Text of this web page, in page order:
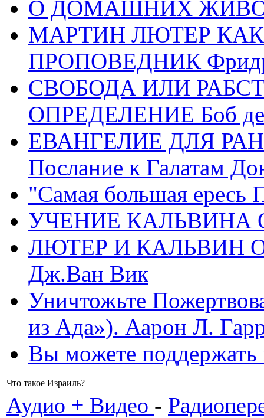
О ДОМАШНИХ
МАРТИН ЛЮТЕР
ПРОПОВЕДНИК
СВОБОДА ИЛИ
ОПРЕДЕЛЕНИЕ Боб де
ЕВАНГЕЛИЕ ДЛЯ
Послание к Галатам
"Самая большая ересь
УЧЕНИЕ КАЛЬВИНА
ЛЮТЕР И КАЛЬВИН
Дж.Ван Вик
Уничтожьте
из Ада»). Аарон Л.
Вы можете
Что такое Израиль?
Аудио + Видео -